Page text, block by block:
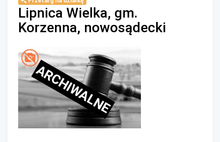
Lipnica Wielka, gm.
Korzenna, nowosądecki
ARCHIWALNE